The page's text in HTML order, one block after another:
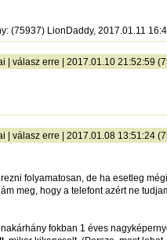
: (75937) LionDaddy, 2017.01.11
válasz erre | 2017.01.10 21:52:59
válasz erre | 2017.01.08 13:51:24
folyamatosan, de ha esetleg
meg, hogy a telefont azért ne
fokban 1 éves